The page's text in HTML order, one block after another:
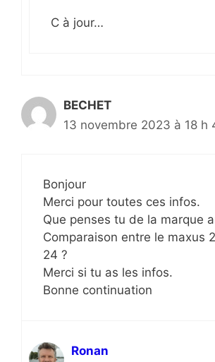
C à jour…
BECHET
13 novembre 2023 à 18 h
Bonjour
Merci pour toutes ces infos.
Que penses tu de la marque
Comparaison entre le maxus
24 ?
Merci si tu as les infos.
Bonne continuation
Ronan